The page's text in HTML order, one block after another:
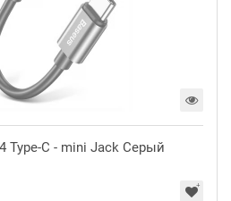
Type-C - mini Jack Серый